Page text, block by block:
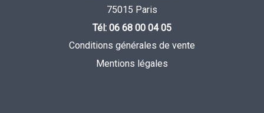
75015 Paris
Tél: 06 68 00 04 05
Conditions générales de vente
Mentions légales